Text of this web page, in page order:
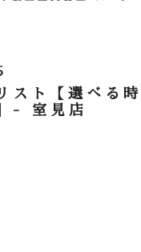
スト【選べる
- 室見店